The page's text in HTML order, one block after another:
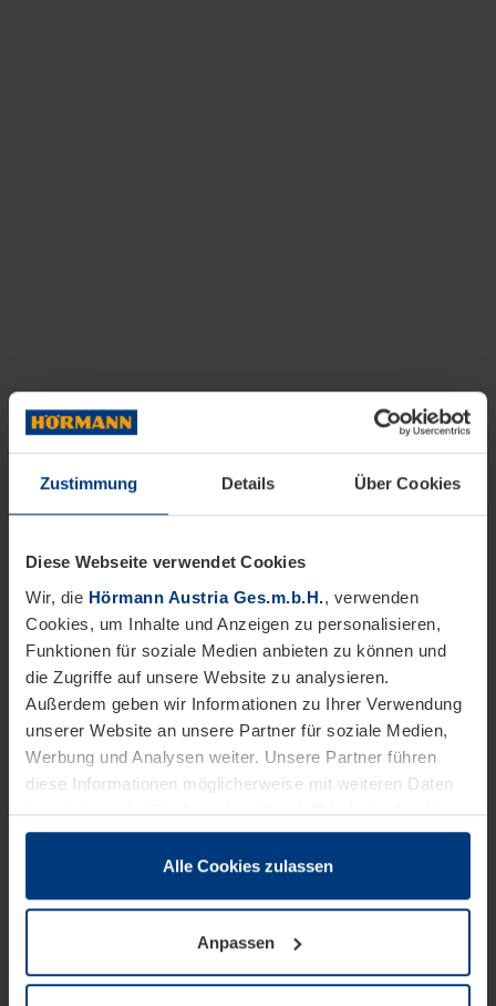
Zustimmung Details Über Cookies
Diese Webseite verwendet Cookies
Wir, die Hörmann Austria Ges.m.b.H., verwenden
Cookies, um Inhalte und Anzeigen zu personalisieren,
Funktionen für soziale Medien anbieten zu können und
die Zugriffe auf unsere Website zu analysieren.
Außerdem geben wir Informationen zu Ihrer Verwendung
unserer Website an unsere Partner für soziale Medien,
Werbung und Analysen weiter. Unsere Partner führen
diese Informationen möglicherweise mit weiteren Daten
zusammen, die Sie ihnen bereitgestellt haben oder die
sie im Rahmen Ihrer Nutzung der Dienste gesammelt
wenn diese für den Betrieb dieser Seite unbedingt
notwendig sind. Für alle anderen Cookie-Typen benötigen
wir Ihre Erlaubnis. Ihre Einwilligung können Sie jederzeit
Alle Cookies zulassen
Anpassen